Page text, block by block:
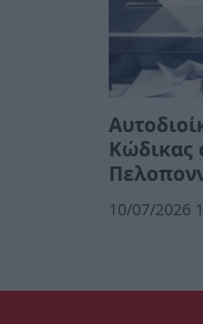
Κώδικας
10/07/2026